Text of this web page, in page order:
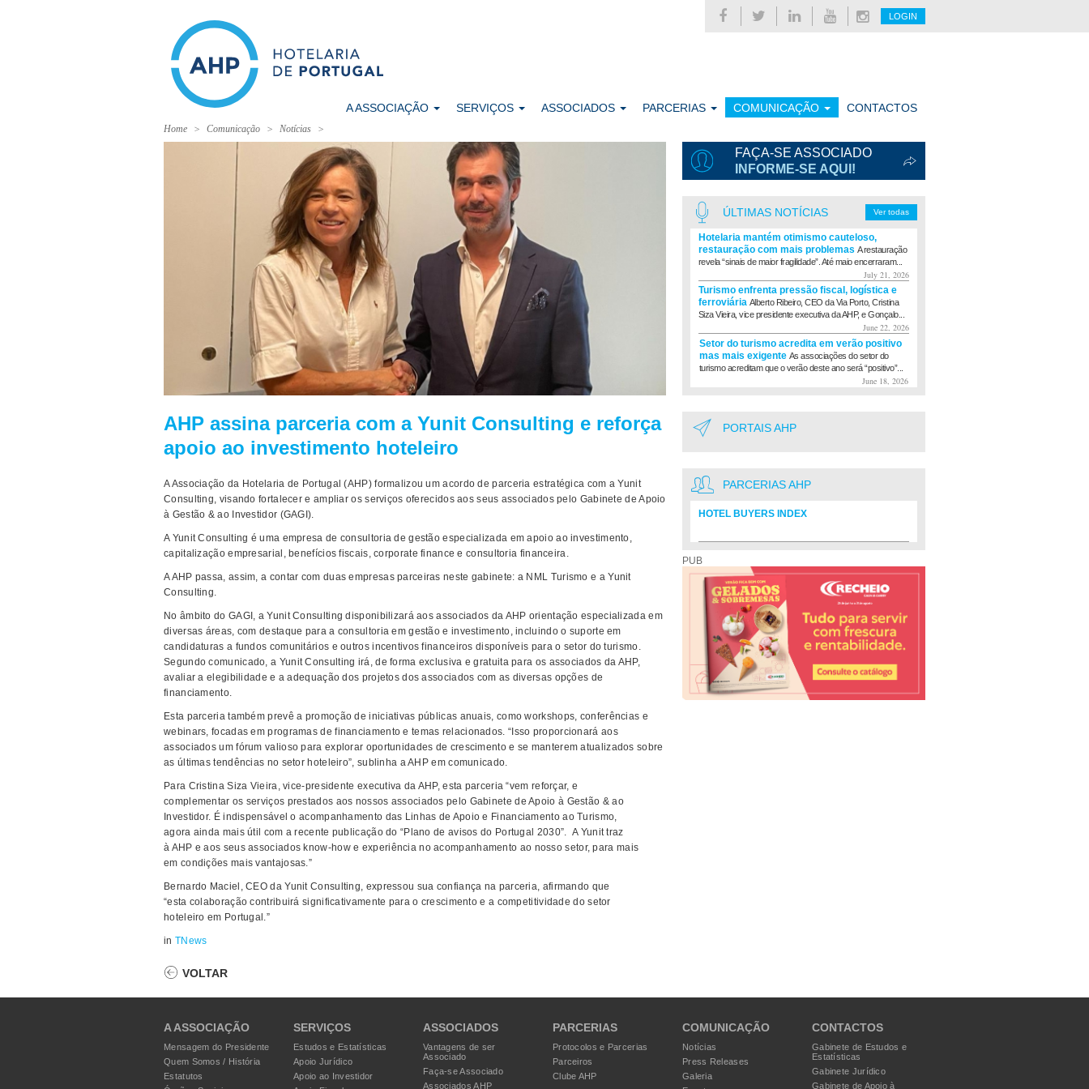
LOGIN
A ASSOCIAÇÃO SERVIÇOS ASSOCIADOS PARCERIAS COMUNICAÇÃO CONTACTOS
Home Comunicação Notícias
AHP assina parceria com a Yunit Consulting e reforça
apoio ao investimento hoteleiro
A Associação da Hotelaria de Portugal (AHP) formalizou um acordo de parceria estratégica com a Yunit
Consulting, visando fortalecer e ampliar os serviços oferecidos aos seus associados pelo Gabinete de Apoio
à Gestão & ao Investidor (GAGI).
A Yunit Consulting é uma empresa de consultoria de gestão especializada em apoio ao investimento,
capitalização empresarial, benefícios fiscais, corporate finance e consultoria financeira.
A AHP passa, assim, a contar com duas empresas parceiras neste gabinete: a NML Turismo e a Yunit
Consulting.
No âmbito do GAGI, a Yunit Consulting disponibilizará aos associados da AHP orientação especializada em
diversas áreas, com destaque para a consultoria em gestão e investimento, incluindo o suporte em
candidaturas a fundos comunitários e outros incentivos financeiros disponíveis para o setor do turismo.
Segundo comunicado, a Yunit Consulting irá, de forma exclusiva e gratuita para os associados da AHP,
avaliar a elegibilidade e a adequação dos projetos dos associados com as diversas opções de
financiamento.
Esta parceria também prevê a promoção de iniciativas públicas anuais, como workshops, conferências e
webinars, focadas em programas de financiamento e temas relacionados. “Isso proporcionará aos
associados um fórum valioso para explorar oportunidades de crescimento e se manterem atualizados sobre
as últimas tendências no setor hoteleiro”, sublinha a AHP em comunicado.
Para Cristina Siza Vieira, vice-presidente executiva da AHP, esta parceria “vem reforçar, e
complementar os serviços prestados aos nossos associados pelo Gabinete de Apoio à Gestão & ao
Investidor. É indispensável o acompanhamento das Linhas de Apoio e Financiamento ao Turismo,
agora ainda mais útil com a recente publicação do “Plano de avisos do Portugal 2030”. A Yunit traz
à AHP e aos seus associados know-how e experiência no acompanhamento ao nosso setor, para mais
em condições mais vantajosas.”
Bernardo Maciel, CEO da Yunit Consulting, expressou sua confiança na parceria, afirmando que
“esta colaboração contribuirá significativamente para o crescimento e a competitividade do setor
hoteleiro em Portugal.”
in TNews
VOLTAR
FAÇA-SE ASSOCIADO
INFORME-SE AQUI!
Ver todas
ÚLTIMAS NOTÍCIAS
Hotelaria mantém otimismo cauteloso,
restauração com mais problemas A restauração
revela “sinais de maior fragilidade”. Até maio encerraram...
July 21, 2026
Turismo enfrenta pressão fiscal, logística e
ferroviária Alberto Ribeiro, CEO da Via Porto, Cristina
Siza Vieira, vice presidente executiva da AHP, e Gonçalo...
June 22, 2026
Setor do turismo acredita em verão positivo
mas mais exigente As associações do setor do
turismo acreditam que o verão deste ano será “positivo”...
June 18, 2026
PORTAIS AHP
PARCERIAS AHP
HOTEL BUYERS INDEX
PUB
A ASSOCIAÇÃO
Mensagem do Presidente
Quem Somos / História
Estatutos
SERVIÇOS
Estudos e Estatísticas
Apoio Jurídico
Apoio ao Investidor
ASSOCIADOS
Vantagens de ser
Associado
Faça-se Associado
Associados AHP
PARCERIAS
Protocolos e Parcerias
Parceiros
Clube AHP
COMUNICAÇÃO
Notícias
Press Releases
Galeria
CONTACTOS
Gabinete de Estudos e
Estatísticas
Gabinete Jurídico
Gabinete de Apoio à